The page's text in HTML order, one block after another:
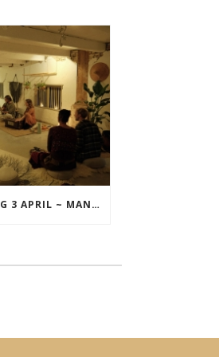
KIRTAN VRIJDAG 3 APRIL ~ MANTRAZINGEN MET DIEDERICK IN LEEUWARDEN